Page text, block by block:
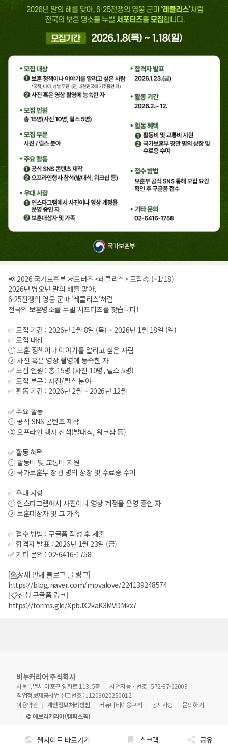
📢 2026 국가보훈부 서포터즈 <레클리스> 모집🐴 (~1/18)
2026년 병오년 말의 해를 맞아,
6·25전쟁의 영웅 군마 '레클리스'처럼
전국의 보훈명소를 누빌 서포터즈를 찾습니다!
✅️ 모집 기간 : 2026년 1월 8일 (목) ~ 2026년 1월 18일 (일)
✅️ 모집 대상
① 보훈 정책이나 이야기를 알리고 싶은 사람
② 사진 혹은 영상 촬영에 능숙한 자
✅️ 모집 인원 : 총 15명 (사진 10명, 릴스 5명)
✅️ 모집 부문 : 사진/릴스 분야
✅️ 활동 기간 : 2026년 2월 ~ 2026년 12월
✅️ 주요 활동
① 공식 SNS 콘텐츠 제작
② 오프라인 행사 참석(발대식, 워크샵 등)
✅️ 활동 혜택
① 활동비 및 교통비 지원
② 국가보훈부 장관 명의 상장 및 수료증 수여
✅️ 우대 사항
① 인스타그램에서 사진이나 영상 계정을 운영 중인 자
② 보훈대상자 및 그 가족
✅️ 접수 방법 : 구글폼 작성 후 제출
✅️ 합격자 발표 : 2026년 1월 23일 (금)
✅️ 기타 문의 : 02-6416-1758
[💁상세 안내 블로그 글 링크]
https://blog.naver.com/mpvalove/224139248574
[📋신청 구글폼 링크]
https://forms.gle/XpbJX2kaK3MVDMkx7
웹사이트 바로가기 스크랩 공유
비누커리어 주식회사
서울특별시 마포구 양화로 113, 5층
사업자등록번호 : 572-87-02009
직업정보제공사업 신고번호 : J1203020250012
이용약관
개인정보처리방침 커뮤니티이용규칙 공지사항
문의하기
© 에브리커리어(캠퍼스픽)